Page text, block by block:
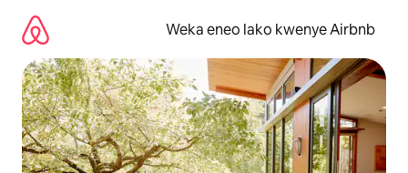
kwenda
kwenye
maudhui
Weka eneo lako kwenye Airbnb